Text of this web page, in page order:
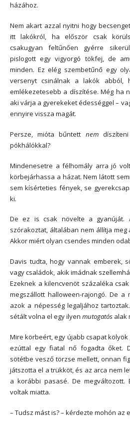
házához.
Nem akart azzal nyitni hogy
itt lakókról, ha először csak
csakugyan feltűnően gyérre
pislogott egy vigyorgó tökfej, de
minden. Ez elég szembetűnő egy
versenyt csinálnak a lakók abból,
emlékezetesebb a díszítése. Még ha
aki várja a gyerekeket édességgel –
ennyire vissza magát.
Persze, mióta bűntett nem
pókhálókkal?
Mindenesetre a félhomály arra jó
körbejárhassa a házat. Nem látott
sem kísérteties fények, se
ki.
De ez is csak növelte a gyanúját.
szórakoztat, általában nem állítja
Akkor miért olyan csendes minden
Davis tudta, hogy vannak emberek,
vagy családok, akik imádnak
Ezeknek a kilencvenöt százaléka
megszállott halloween-rajongó. De
azok a népesség legaljához
sétált volna el egy ilyen mutogatós alak
Mire körbeért, egy újabb csapat
ezúttal egy fiatal nő fogadta őket.
sötétbe vesző törzse mellett, onnan
játszotta el a trükköt, és az arca nem
a korábbi pasasé. De
voltak miatta.
– Tudsz mást is? – kérdezte mohón az